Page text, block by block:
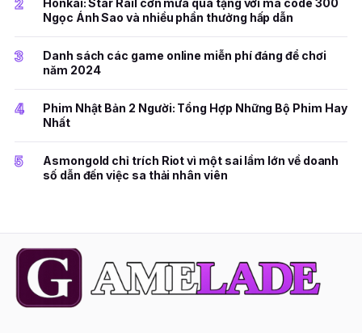
2
Honkai: Star Rail cơn mưa quà tặng với mã code 300
Ngọc Ánh Sao và nhiều phần thưởng hấp dẫn
3
Danh sách các game online miễn phí đáng để chơi
năm 2024
4
Phim Nhật Bản 2 Người: Tổng Hợp Những Bộ Phim Hay
Nhất
5
Asmongold chỉ trích Riot vì một sai lầm lớn về doanh
số dẫn đến việc sa thải nhân viên